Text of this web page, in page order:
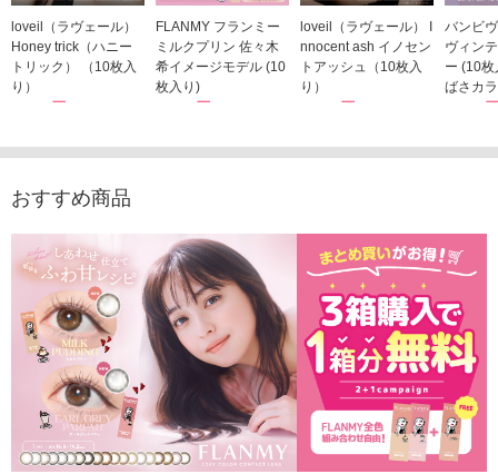
loveil（ラヴェール）
Honey trick（ハニー
トリック） （10枚入
り）
1,760円
FLANMY フランミー
ミルクプリン 佐々木
希イメージモデル (10
枚入り)
1,815円
loveil（ラヴェール） I
nnocent ash イノセン
トアッシュ（10枚入
り）
1,760円
バンビ
ヴィン
ー (10
ばさカ
1,848
おすすめ商品